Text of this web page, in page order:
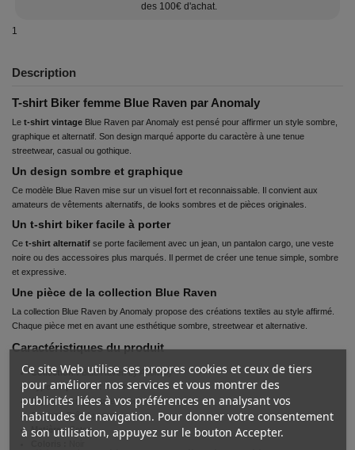
des 100€ d'achat.
1
Description
T-shirt Biker femme Blue Raven par Anomaly
Le t-shirt vintage Blue Raven par Anomaly est pensé pour affirmer un style sombre,
graphique et alternatif. Son design marqué apporte du caractère à une tenue
streetwear, casual ou gothique.
Un design sombre et graphique
Ce modèle Blue Raven mise sur un visuel fort et reconnaissable. Il convient aux
amateurs de vêtements alternatifs, de looks sombres et de pièces originales.
Un t-shirt biker facile à porter
Ce t-shirt alternatif se porte facilement avec un jean, un pantalon cargo, une veste
noire ou des accessoires plus marqués. Il permet de créer une tenue simple, sombre
et expressive.
Une pièce de la collection Blue Raven
La collection Blue Raven by Anomaly propose des créations textiles au style affirmé.
Chaque pièce met en avant une esthétique sombre, streetwear et alternative.
Caractéristiques du produit
Collection :Blue Raven by Anomaly
Type de produit : T-shirt femme
Style :biker, gothique, alternatif, streetwear
Coupe :Prêt du corps
Matière :Coton
Ce site Web utilise ses propres cookies et ceux de tiers
pour améliorer nos services et vous montrer des
publicités liées à vos préférences en analysant vos
habitudes de navigation. Pour donner votre consentement
à son utilisation, appuyez sur le bouton Accepter.